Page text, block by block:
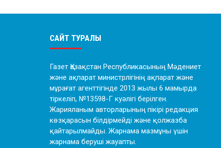
САЙТ ТУРАЛЫ
Газет Қазақстан Республикасының Мәдениет
және ақпарат министрлігінің ақпарат және
мұрағат агенттігінде 2013 жылы 6 мамырда
тіркеліп, №13598-Г куәлігі берілген.
Жарияланым авторларының пікірі редакция
көзқарасын білдірмейді және қолжазба
қайтарылмайды. Жарнама мазмұны үшін
жарнама беруші жауапты.